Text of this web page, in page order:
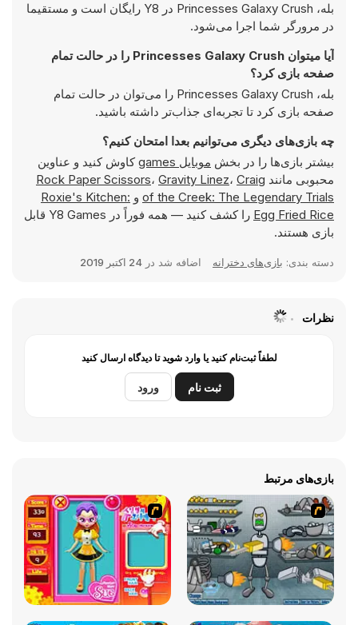
بله، Princesses Galaxy Crush در Y8 رایگان است و مستقیما
در مرورگر شما اجرا می‌شود.
آیا میتوان Princesses Galaxy Crush را در حالت تمام
صفحه بازی کرد؟
بله، Princesses Galaxy Crush را می‌توان در حالت تمام
صفحه بازی کرد تا تجربه‌ای جذاب‌تر داشته باشید.
چه بازی‌های دیگری می‌توانیم بعدا امتحان کنیم؟
بیشتر بازی‌ها را در بخش موبایل games
کاوش کنید و عناوین
محبوبی مانند
Rock Paper Scissors، Gravity Linez، Craig
of the Creek: The Legendary Trials و Roxie's Kitchen:
Egg Fried Rice
را کشف کنید — همه فوراً در Y8 Games قابل
بازی هستند.
دسته بندی: بازی‌های دخترانه اضافه شد در 24 اکتبر 2019
نظرات
لطفاً ثبت‌نام کنید یا وارد شوید تا دیدگاه ارسال کنید
ثبت نام ورود
بازی‌های مرتبط